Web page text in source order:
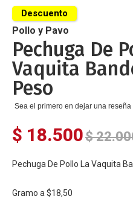
al
comienzo
de
la
galería
de
imágenes
Pollo y Pavo
Pechuga De
Vaquita
Peso
Sea el primero en dejar una
$ 18.500
Descuento
$
Pechuga De Pollo La Vaquita
Gramo a $18,50